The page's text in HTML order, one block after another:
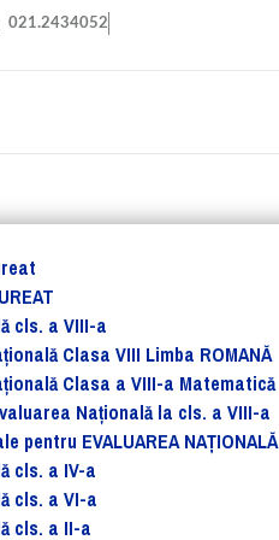
021.2434052
cls. a VIII-a
Clasa VIII Limba ROMANĂ
Clasa a VIII-a Matematică
Națională la cls. a VIII-a
pentru EVALUAREA NAȚIONALĂ
cls. a IV-a
cls. a VI-a
cls. a II-a